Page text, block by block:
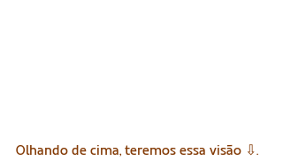
Olhando de cima, teremos essa visão ⇩.